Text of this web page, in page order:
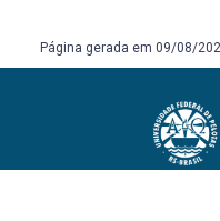
Página gerada em 09/08/